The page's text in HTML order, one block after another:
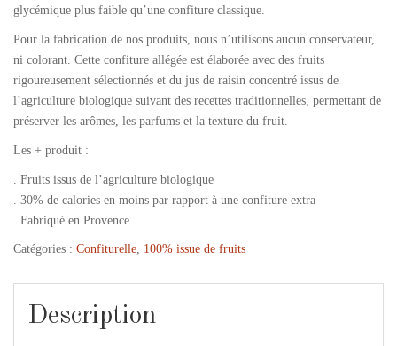
glycémique plus faible qu’une confiture classique.
Pour la fabrication de nos produits, nous n’utilisons aucun conservateur,
ni colorant. Cette confiture allégée est élaborée avec des fruits
rigoureusement sélectionnés et du jus de raisin concentré issus de
l’agriculture biologique suivant des recettes traditionnelles, permettant de
préserver les arômes, les parfums et la texture du fruit.
Les + produit :
. Fruits issus de l’agriculture biologique
. 30% de calories en moins par rapport à une confiture extra
. Fabriqué en Provence
Catégories : Confiturelle, 100% issue de fruits
Description